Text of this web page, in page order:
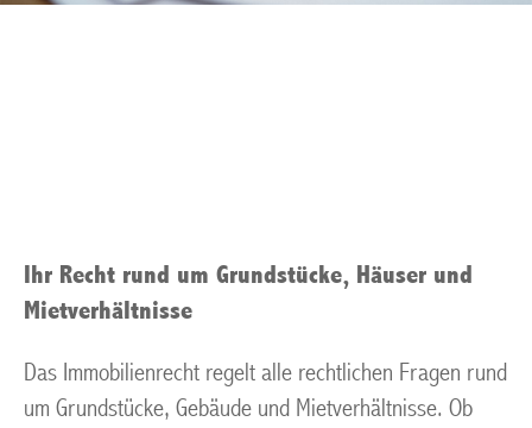
Ihr Recht rund um Grundstücke, Häuser und
Mietverhältnisse
Das Immobilienrecht regelt alle rechtlichen Fragen rund
um Grundstücke, Gebäude und Mietverhältnisse. Ob